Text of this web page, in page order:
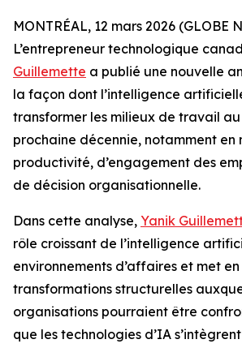
MONTRÉAL, 12 mars 2026 (GLOBE
L’entrepreneur technologique
Guillemette a publié une nouvelle
la façon dont l’intelligence
transformer les milieux de travail
prochaine décennie, notamment en
productivité, d’engagement des
de décision organisationnelle.
Dans cette analyse, Yanik
rôle croissant de l’intelligence
environnements d’affaires et met
transformations structurelles
organisations pourraient être
que les technologies d’IA